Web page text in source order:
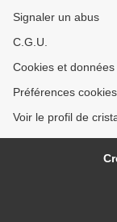
Signaler un abus
C.G.U.
Cookies et
Préférences cookies
Voir le profil de